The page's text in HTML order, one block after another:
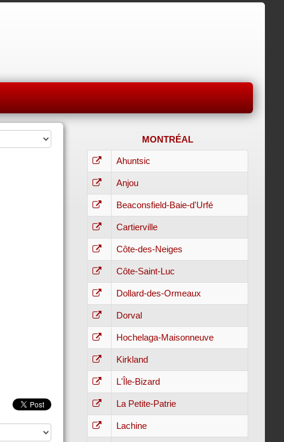
MONTRÉAL
Ahuntsic
Anjou
Beaconsfield-Baie-d'Urfé
Cartierville
Côte-des-Neiges
Côte-Saint-Luc
Dollard-des-Ormeaux
Dorval
Hochelaga-Maisonneuve
Kirkland
L'Île-Bizard
La Petite-Patrie
Lachine